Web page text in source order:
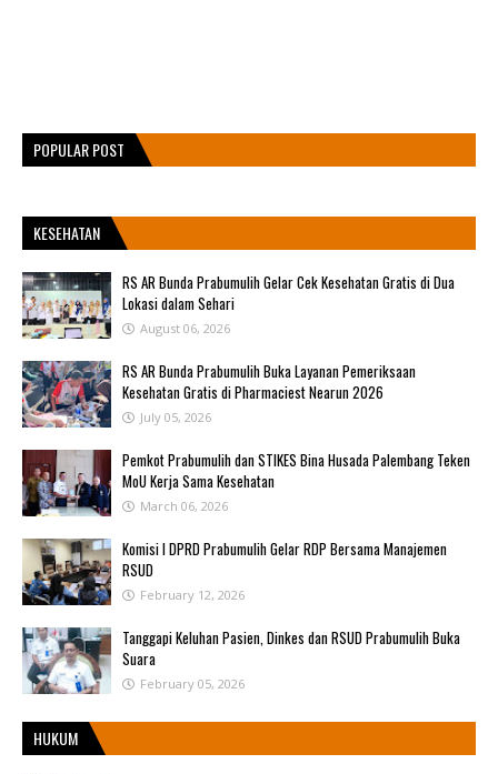
POPULAR POST
KESEHATAN
RS AR Bunda Prabumulih Gelar Cek Kesehatan Gratis di Dua
Lokasi dalam Sehari
August 06, 2026
RS AR Bunda Prabumulih Buka Layanan Pemeriksaan
Kesehatan Gratis di Pharmaciest Nearun 2026
July 05, 2026
Pemkot Prabumulih dan STIKES Bina Husada Palembang Teken
MoU Kerja Sama Kesehatan
March 06, 2026
Komisi I DPRD Prabumulih Gelar RDP Bersama Manajemen
RSUD
February 12, 2026
Tanggapi Keluhan Pasien, Dinkes dan RSUD Prabumulih Buka
Suara
February 05, 2026
HUKUM